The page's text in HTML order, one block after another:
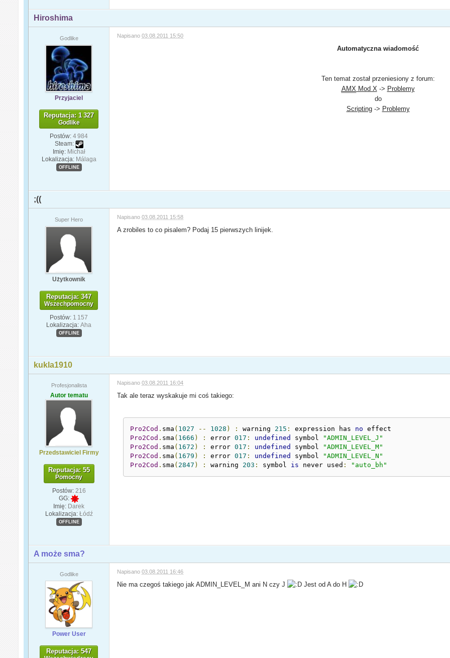
Hiroshima
Godlike
Przyjaciel
Reputacja: 1 327
Godlike
Postów: 4 984
Steam:
Imię: Michał
Lokalizacja: Málaga
OFFLINE
Napisano03.08.2011 15:50
Automatyczna wiadomość
Ten temat został przeniesiony z forum:
AMX Mod X -> Problemy
do
Scripting-> Problemy
;((
Super Hero
Użytkownik
Reputacja: 347
Wszechpomocny
Postów: 1 157
Lokalizacja: Aha
OFFLINE
Napisano03.08.2011 15:58
A zrobiles to co pisalem? Podaj 15 pierwszych linijek.
kukla1910
Profesjonalista
Autor tematu
Przedstawiciel Firmy
Reputacja: 55
Pomocny
Postów: 216
GG:
Imię: Darek
Lokalizacja: Łódź
OFFLINE
Napisano03.08.2011 16:04
Tak ale teraz wyskakuje mi coś takiego:
Pro2Cod . sma ( 1027 -- 1028 ) : warning 215 : expression has no
Pro2Cod . sma ( 1666 ) : error 017 : undefined symbol
"ADMIN_LEVEL_J"
Pro2Cod . sma ( 1672 ) : error 017 : undefined symbol
"ADMIN_LEVEL_M"
Pro2Cod . sma ( 1679 ) : error 017 : undefined symbol
"ADMIN_LEVEL_N"
Pro2Cod . sma ( 2847 ) : warning 203 : symbol is never used : "auto_bh"
A może sma?
Godlike
Power User
Reputacja: 547
Napisano03.08.2011 16:46
Nie ma czegoś takiego jak ADMIN_LEVEL_M ani N czy J Jest od A do H